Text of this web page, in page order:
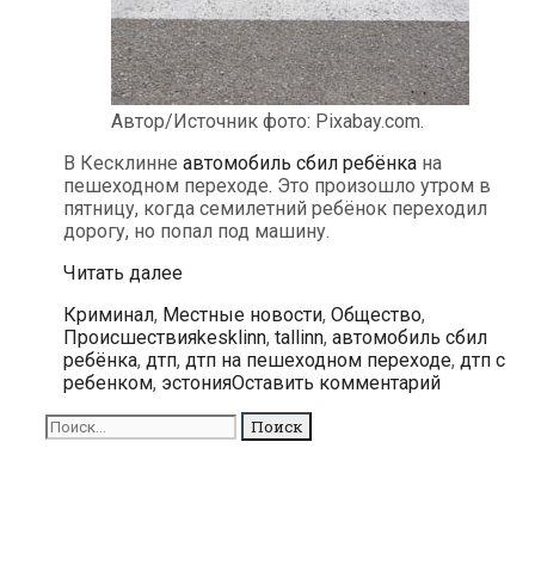
Автор/Источник фото: Pixabay.com.
В Кесклинне автомобиль сбил ребёнка на
пешеходном переходе. Это произошло утром в
пятницу, когда семилетний ребёнок переходил
дорогу, но попал под машину.
Читать далееВ
автомобиль
сбил
ребёнка
на
пешеходном
переходе
Рубрики
Криминал, Местные новости, Общество,
ПроисшествияМетки
kesklinn, tallinn, автомобиль сбил
ребёнка, дтп, дтп на пешеходном переходе, дтп с
ребенком, эстонияОставить комментарий
Поиск
для: